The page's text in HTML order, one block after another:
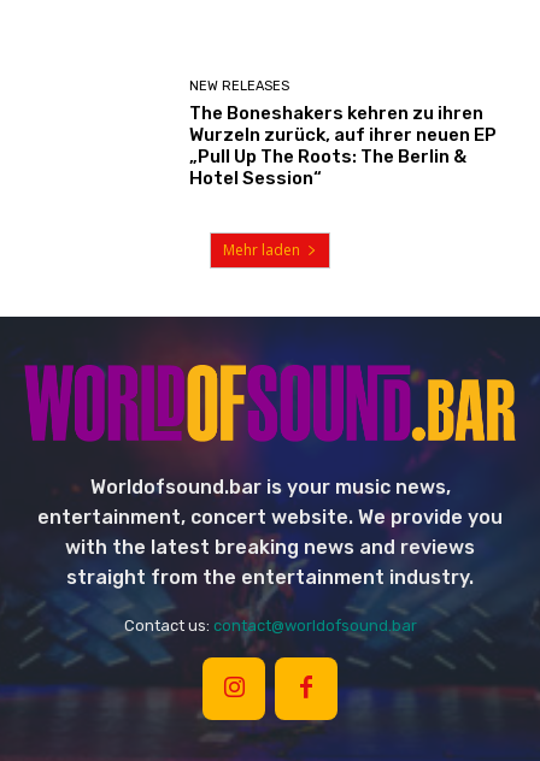
NEW RELEASES
The Boneshakers kehren zu ihren
Wurzeln zurück, auf ihrer neuen EP
„Pull Up The Roots: The Berlin &
Hotel Session“
Mehr laden
Worldofsound.bar is your music news,
entertainment, concert website. We provide you
with the latest breaking news and reviews
straight from the entertainment industry.
Contact us: contact@worldofsound.bar